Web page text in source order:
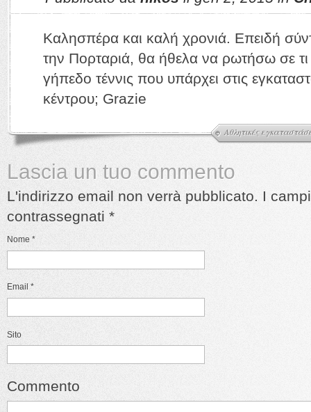
Αθλητικές
Καλησπέρα και καλή χρονιά. Επειδή
την Πορταριά, θα ήθελα να ρωτήσω σε τι
γήπεδο τέννις που υπάρχει στις
κέντρου; Grazie
Lascia un tuo commento
L'indirizzo email non verrà pubblicato. I
contrassegnati *
Nome *
Email *
Sito
Commento